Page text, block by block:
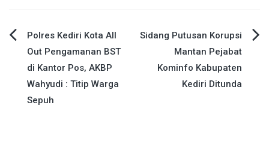
Navigasi
pos
Polres Kediri Kota All
Out Pengamanan BST
di Kantor Pos, AKBP
Wahyudi : Titip Warga
Sepuh
Sidang Putusan Korupsi
Mantan Pejabat
Kominfo Kabupaten
Kediri Ditunda